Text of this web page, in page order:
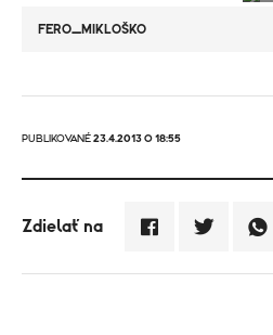
FERO_MIKLOŠKO
PUBLIKOVANÉ 23.4.2013 O 18:55
Zdielať na